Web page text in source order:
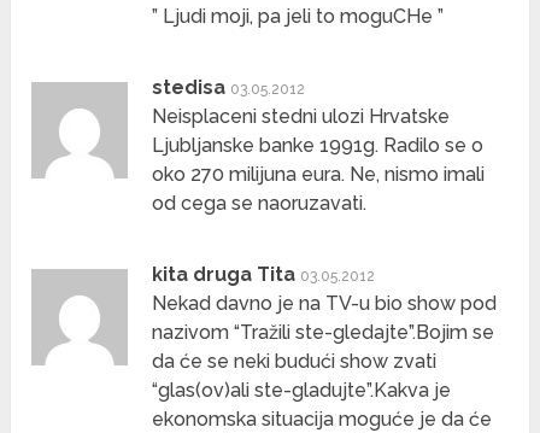
” Ljudi moji, pa jeli to moguCHe ”
stedisa 03.05.2012
Neisplaceni stedni ulozi Hrvatske
Ljubljanske banke 1991g. Radilo se o
oko 270 milijuna eura. Ne, nismo imali
od cega se naoruzavati.
kita druga Tita 03.05.2012
Nekad davno je na TV-u bio show pod
nazivom “Tražili ste-gledajte”.Bojim se
da će se neki budući show zvati
“glas(ov)ali ste-gladujte”.Kakva je
ekonomska situacija moguće je da će